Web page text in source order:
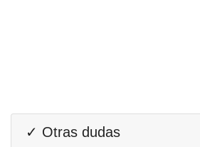
✓ Otras dudas